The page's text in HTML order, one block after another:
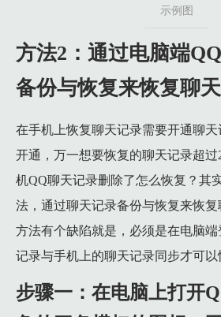
示例图
方法2：通过电脑端
备份与恢复来恢复聊
在手机上恢复聊天记录需要开通聊
开通，万一想要恢复的聊天记录超
机QQ聊天记录删除了怎么恢复？其
法，通过聊天记录备份与恢复来恢
方法有个缺陷就是，必须是在电脑
记录与手机上的聊天记录同步才可以
步骤一：在电脑上打开